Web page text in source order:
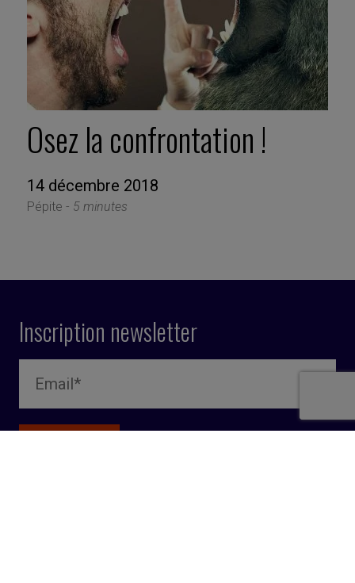
Osez la confrontation !
14 décembre 2018
Pépite - 5 minutes
Inscription newsletter